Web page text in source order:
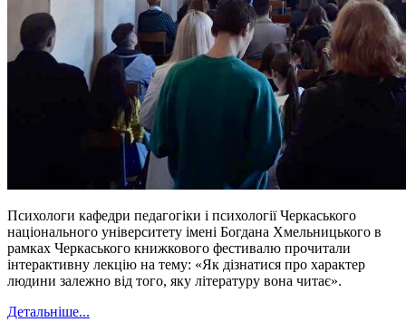
Психологи кафедри педагогіки і психології Черкаського
національного університету імені Богдана Хмельницького в
рамках Черкаського книжкового фестивалю прочитали
інтерактивну лекцію на тему: «Як дізнатися про характер
людини залежно від того, яку літературу вона читає».
Детальніше...